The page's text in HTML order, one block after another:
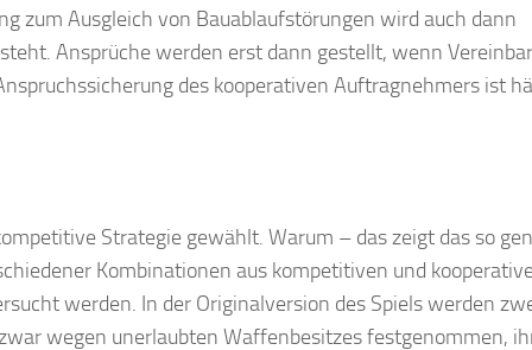
zum Ausgleich von Bauablaufstörungen wird auch dann
Ansprüche werden erst dann gestellt, wenn
des kooperativen Auftragnehmers ist
Strategie gewählt. Warum – das zeigt das so
Kombinationen aus kompetitiven und
werden. In der Originalversion des Spiels werden
wegen unerlaubten Waffenbesitzes festgenommen,